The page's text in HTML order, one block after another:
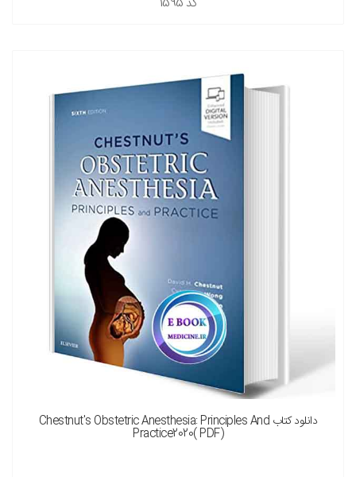
دانلود کتاب Chestnut's Obstetric Anesthesia: Principles And
Practice2020( PDF)